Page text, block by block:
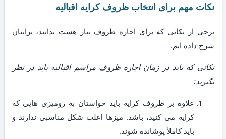
نکات مهم برای انتخاب ظروف کرایه اقبالیه
برخی از نکاتی که برای اجاره ظروف نیاز هست بدانید، برایتان
شرح داده ایم.
نکاتی که باید در زمان اجاره ظروف مراسم اقبالیه باید در نظر
بگیرید:
علاوه بر ظروف کرایه باید حواستان به رومیزی هایی که
کرایه می کنید، باشد. میزها اغلب شکل مناسبی ندارند و
باید کاملاً پوشانده شوند.